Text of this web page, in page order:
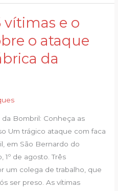
vítimas e o
o ataque
da
Bombril: Conheça as
Um trágico ataque com faca
em São Bernardo do
1º de agosto. Três
um colega de trabalho, que
ser preso. As vítimas